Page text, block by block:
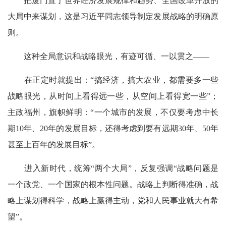
大局中来谋划，这是习近平同志领导制定发展战略的明确原
则。
这种全局意识和战略眼光，有迹可循、一以贯之——
在正定时就提出：“搞经济，搞大农业，都需要多一些
战略眼光，从时间上看得远一些，从空间上看得宽一些”；
主政福州，旗帜鲜明：“一个城市的发展，不仅要考虑中长
期10年、20年的发展目标，还得考虑到要有远期30年、50年
甚至上百年的发展目标”。
进入新时代，统筹“两个大局”，反复强调“战略问题是
一个政党、一个国家的根本性问题。战略上判断得准确，战
略上谋划得科学，战略上赢得主动，党和人民事业就大有希
望”。